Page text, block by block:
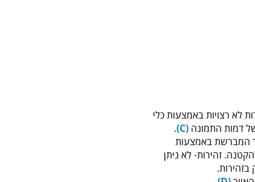
לא רצויות באמצעות כלי
דמות התמונה (C)
.
המברשת באמצעות
זהירות- לא ניתן